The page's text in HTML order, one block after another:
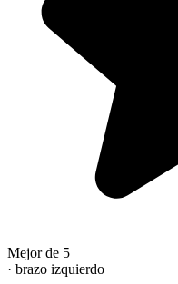
Mejor de 5
· brazo izquierdo